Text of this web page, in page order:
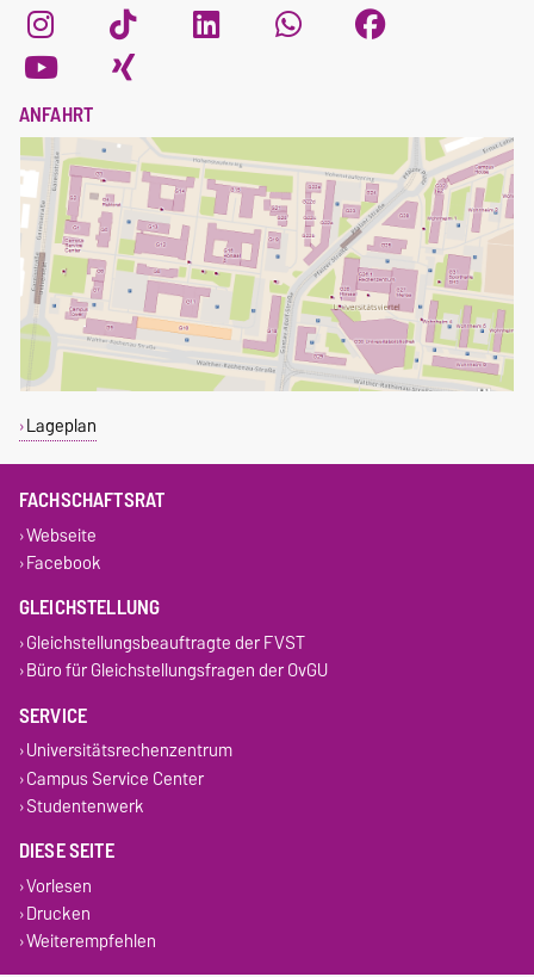
ANFAHRT
Lageplan
FACHSCHAFTSRAT
Webseite
Facebook
GLEICHSTELLUNG
Gleichstellungsbeauftragte der FVST
Büro für Gleichstellungsfragen der OvGU
SERVICE
Universitätsrechenzentrum
Campus Service Center
Studentenwerk
DIESE SEITE
Vorlesen
Drucken
Weiterempfehlen